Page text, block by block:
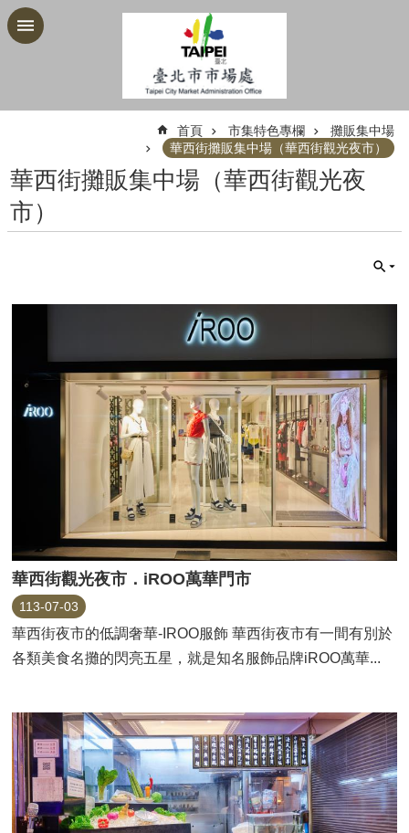
跳到主要內容區塊
首頁 市集特色專欄
攤販集中場
華西街攤販集中場（華西街觀光夜市）
華西街攤販集中場（華西街觀光夜
市）
華西街觀光夜市．iROO萬華門市
113-07-03
華西街夜市的低調奢華‐IROO服飾 華西街夜市有一間有別於
各類美食名攤的閃亮五星，就是知名服飾品牌iROO萬華...